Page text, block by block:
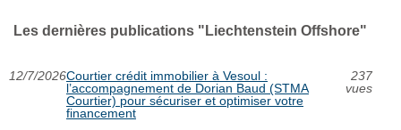
Les dernières publications "Liechtenstein Offshore"
12/7/2026Courtier crédit immobilier à Vesoul :
l’accompagnement de Dorian Baud (STMA
Courtier) pour sécuriser et optimiser votre
financement
237
vues